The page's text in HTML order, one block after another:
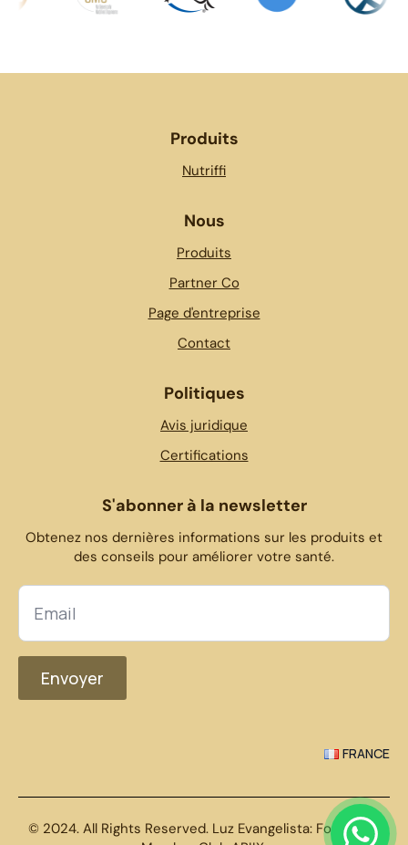
Produits
Nutriffi
Nous
Produits
Partner Co
Page d'entreprise
Contact
Politiques
Avis juridique
Certifications
S'abonner à la newsletter
Obtenez nos dernières informations sur les produits et
des conseils pour améliorer votre santé.
Envoyer
FRANCE
© 2024. All Rights Reserved. Luz Evangelista: Founders.